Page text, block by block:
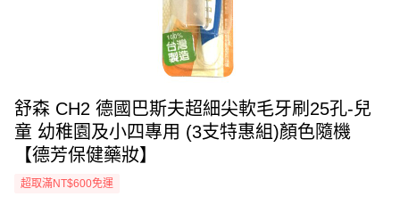
舒森 CH2 德國巴斯夫超細尖軟毛牙刷25孔-兒
童 幼稚園及小四專用 (3支特惠組)顏色隨機
【德芳保健藥妝】
超取滿NT$600免運